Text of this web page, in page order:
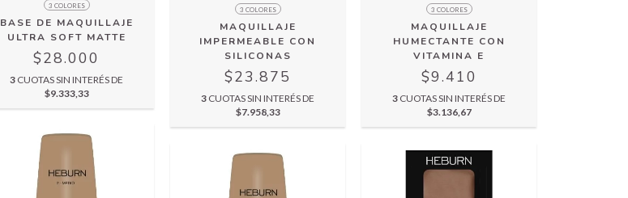
3 COLORES
BASE DE MAQUILLAJE
ULTRA SOFT MATTE
$28.000
3 CUOTAS SIN INTERÉS DE
$9.333,33
3 COLORES
MAQUILLAJE
IMPERMEABLE CON
SILICONAS
$23.875
3 CUOTAS SIN INTERÉS DE
$7.958,33
3 COLORES
MAQUILLAJE
HUMECTANTE CON
VITAMINA E
$9.410
3 CUOTAS SIN INTERÉS DE
$3.136,67